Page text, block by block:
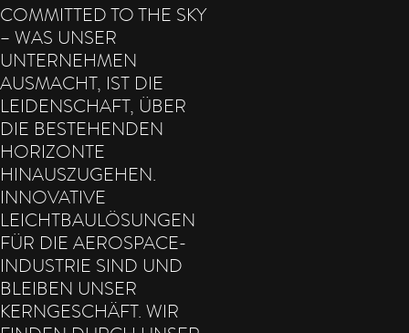
COMMITTED TO THE SKY
– WAS UNSER
UNTERNEHMEN
AUSMACHT, IST DIE
LEIDENSCHAFT, ÜBER
DIE BESTEHENDEN
HORIZONTE
HINAUSZUGEHEN.
INNOVATIVE
LEICHTBAULÖSUNGEN
FÜR DIE AEROSPACE-
INDUSTRIE SIND UND
BLEIBEN UNSER
KERNGESCHÄFT. WIR